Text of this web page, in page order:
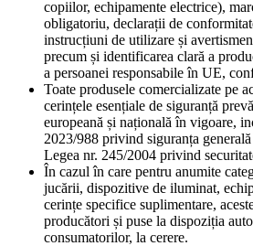
copiilor, echipamente electrice),
obligatoriu, declarații de
instrucțiuni de utilizare și
precum și identificarea clară a
a persoanei responsabile în UE,
Toate produsele comercializate pe
cerințele esențiale de siguranță
europeană și națională în vigoare,
2023/988 privind siguranța
Legea nr. 245/2004 privind
În cazul în care pentru anumite
jucării, dispozitive de iluminat,
cerințe specifice suplimentare,
producători și puse la dispoziția
consumatorilor, la cerere.